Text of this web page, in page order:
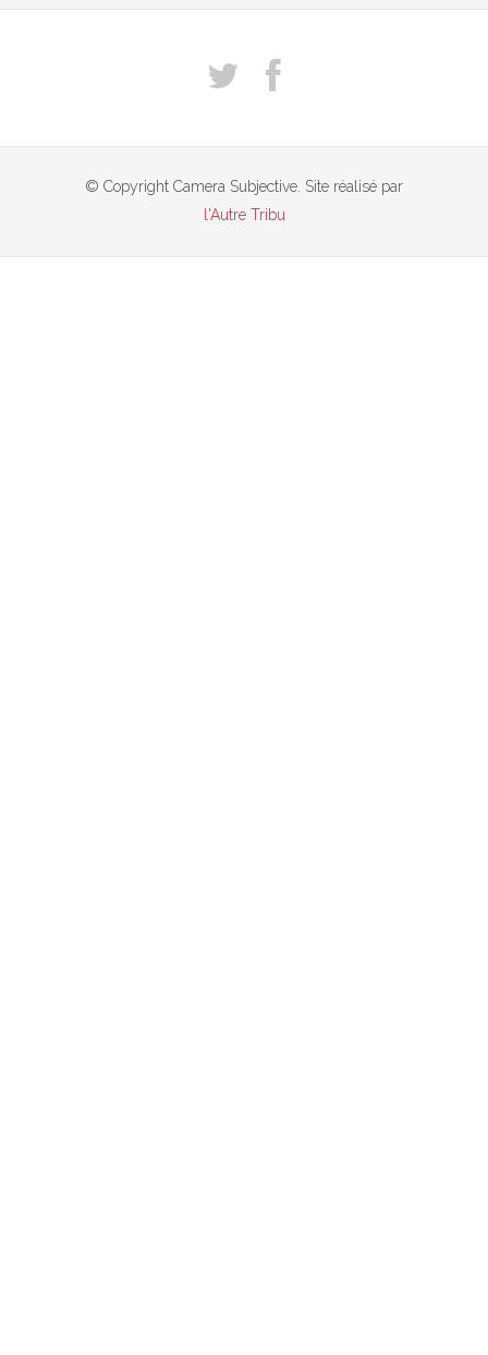
© Copyright Camera Subjective. Site réalisé par
l'Autre Tribu